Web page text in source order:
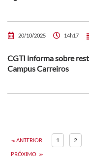
20/10/2025 14h17
CGTI informa sobre
Campus Carreiros
ANTERIOR 1 2
PRÓXIMO